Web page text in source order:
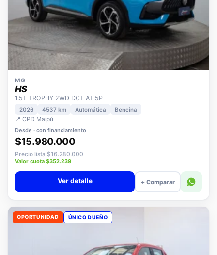
MG
HS
1.5T TROPHY 2WD DCT AT 5P
2026 4537 km
📍 CPD Maipú
Desde · con financiamiento
$15.980.000
Precio lista $16.280.000
Valor cuota $352.239
+ Comparar
OPORTUNIDAD